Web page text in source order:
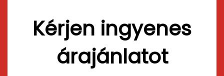
Kérjen ingyenes
árajánlatot